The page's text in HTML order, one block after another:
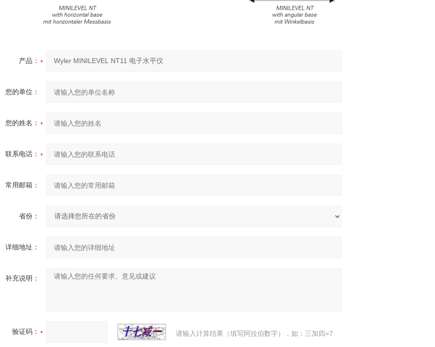
产品：
您的单位：
您的姓名：
联系电话：
常用邮箱：
省份：
详细地址：
补充说明：
验证码： 请输入计算结果（填写阿拉伯数字），如：三加四=7